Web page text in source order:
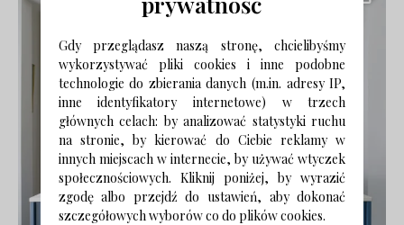
Gdy przeglądasz naszą stronę, chcielibyśmy
wykorzystywać pliki cookies i inne podobne
technologie do zbierania danych (m.in. adresy IP,
inne identyfikatory internetowe) w trzech
głównych celach: by analizować statystyki ruchu
na stronie, by kierować do Ciebie reklamy w
innych miejscach w internecie, by używać wtyczek
społecznościowych. Kliknij poniżej, by wyrazić
zgodę albo przejdź do ustawień, aby dokonać
szczegółowych wyborów co do plików cookies.